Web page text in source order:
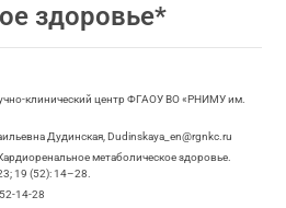
здоровье*
клинический центр ФГАОУ ВО «РНИМУ им.
Дудинская, Dudinskaya_en@rgnkc.ru
метаболическое здоровье.
19 (52): 14–28.
14-28